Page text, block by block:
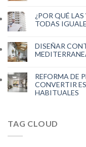
¿POR QUÉ
TODAS
DISEÑAR
REFORMA DE
CONVERTIR
HABITUALES
TAG CLOUD